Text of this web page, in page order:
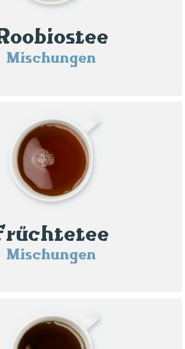
Mischungen
Mischungen